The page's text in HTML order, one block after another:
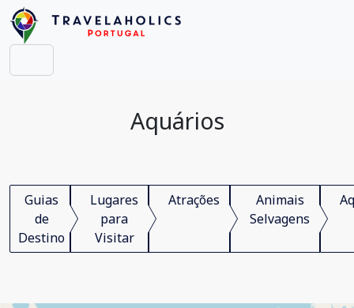
Aquários
Guias
de
Destino
Lugares
para
Visitar
Atrações
Animais
Selvagens